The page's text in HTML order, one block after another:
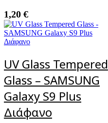
1,20 €
UV Glass Tempered
Glass – SAMSUNG
Galaxy S9 Plus
Διάφανο